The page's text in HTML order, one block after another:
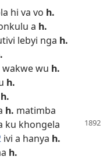
hi va vo h.
a h.
lebyi nga h.
wu h.
h.
h.
h. matimba
ku khongela
ivi a hanya h.
h.